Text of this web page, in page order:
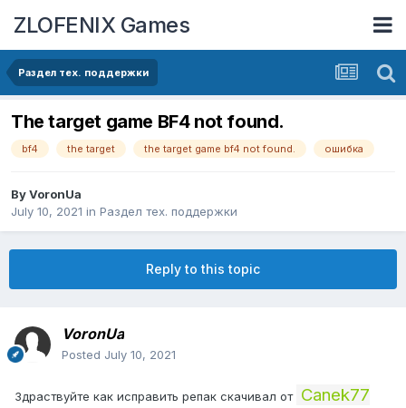
ZLOFENIX Games
Раздел тех. поддержки
The target game BF4 not found.
bf4 the target the target game bf4 not found. ошибка
ByVoronUa
July 10, 2021 in Раздел тех. поддержки
Reply to this topic
VoronUa
Posted July 10, 2021
Здраствуйте как исправить репак скачивал от Canek77